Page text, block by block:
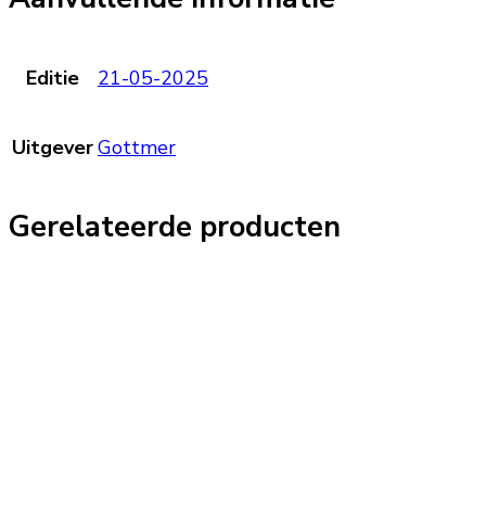
Editie 21-05-2025
UitgeverGottmer
Gerelateerde producten